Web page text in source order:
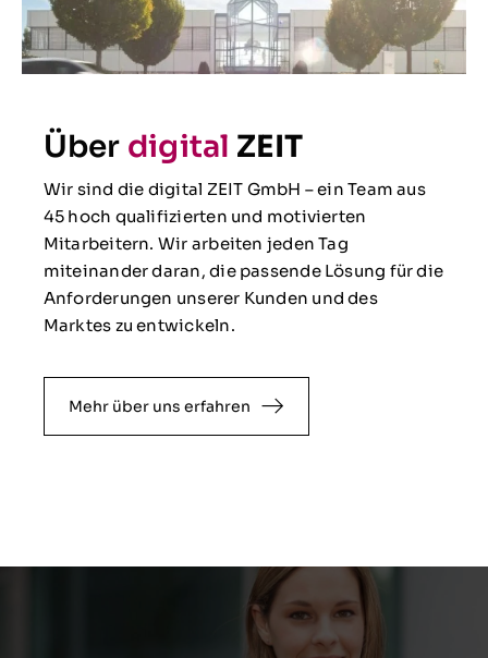
Über digital ZEIT
Wir sind die digital ZEIT GmbH – ein Team aus
45 hoch qualifizierten und motivierten
Mitarbeitern. Wir arbeiten jeden Tag
miteinander daran, die passende Lösung für die
Anforderungen unserer Kunden und des
Marktes zu entwickeln.
Mehr über uns erfahren